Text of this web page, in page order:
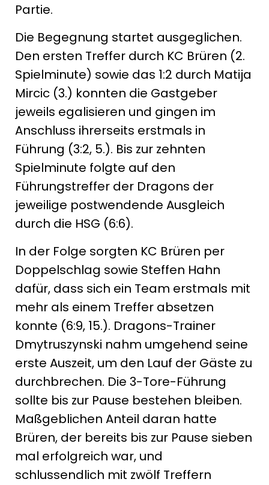
Partie.
Die Begegnung startet ausgeglichen.
Den ersten Treffer durch KC Brüren (2.
Spielminute) sowie das 1:2 durch Matija
Mircic (3.) konnten die Gastgeber
jeweils egalisieren und gingen im
Anschluss ihrerseits erstmals in
Führung (3:2, 5.). Bis zur zehnten
Spielminute folgte auf den
Führungstreffer der Dragons der
jeweilige postwendende Ausgleich
durch die HSG (6:6).
In der Folge sorgten KC Brüren per
Doppelschlag sowie Steffen Hahn
dafür, dass sich ein Team erstmals mit
mehr als einem Treffer absetzen
konnte (6:9, 15.). Dragons-Trainer
Dmytruszynski nahm umgehend seine
erste Auszeit, um den Lauf der Gäste zu
durchbrechen. Die 3-Tore-Führung
sollte bis zur Pause bestehen bleiben.
Maßgeblichen Anteil daran hatte
Brüren, der bereits bis zur Pause sieben
mal erfolgreich war, und
schlussendlich mit zwölf Treffern